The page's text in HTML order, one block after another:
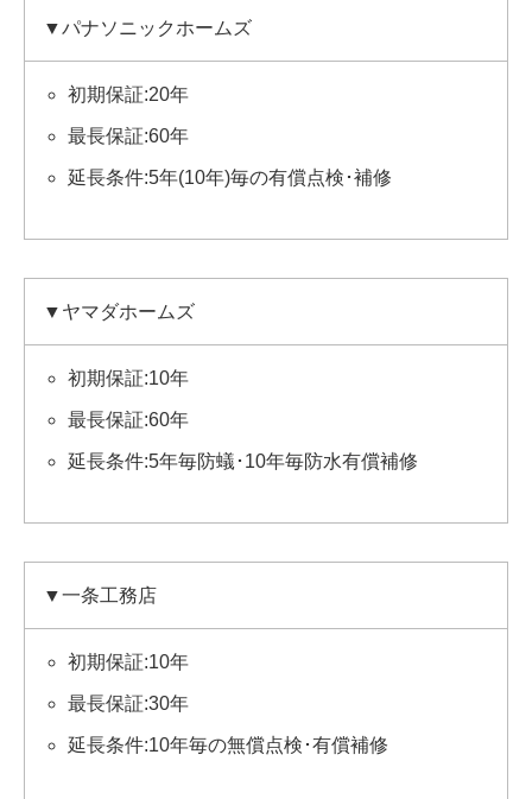
▼パナソニックホームズ
初期保証:20年
最長保証:60年
延長条件:5年(10年)毎の有償点検･補修
▼ヤマダホームズ
初期保証:10年
最長保証:60年
延長条件:5年毎防蟻･10年毎防水有償補修
▼一条工務店
初期保証:10年
最長保証:30年
延長条件:10年毎の無償点検･有償補修